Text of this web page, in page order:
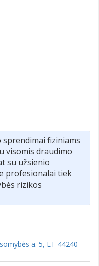
sprendimai fiziniams
visomis draudimo
su užsienio
profesionalai tiek
rizikos
a. 5, LT-44240